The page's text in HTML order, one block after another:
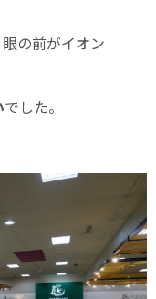
の前がイオン
でした。